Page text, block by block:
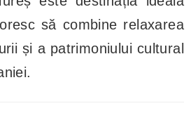
să combine relaxarea
și a patrimoniului cultural